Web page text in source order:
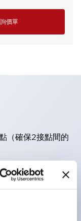
價單
（確保2接點間的
59.9mm（※22段